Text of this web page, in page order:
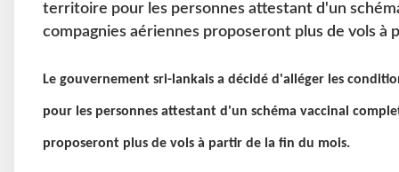
territoire pour les personnes attestant d'un
compagnies aériennes proposeront plus de vols à
Le gouvernement sri-lankais a décidé d'alléger les
pour les personnes attestant d'un schéma vaccinal
proposeront plus de vols à partir de la fin du mois.